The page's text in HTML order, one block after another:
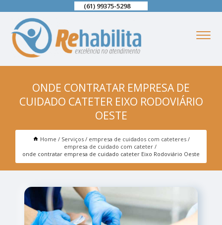
(61) 99375-5298
ONDE CONTRATAR EMPRESA DE
CUIDADO CATETER EIXO RODOVIÁRIO
OESTE
Home Serviços
empresa de cuidados com cateteres
empresa de cuidado com cateter
onde contratar empresa de cuidado cateter Eixo Rodoviário Oeste